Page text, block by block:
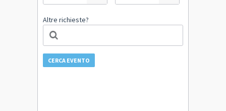
Altre richieste?
CERCA EVENTO